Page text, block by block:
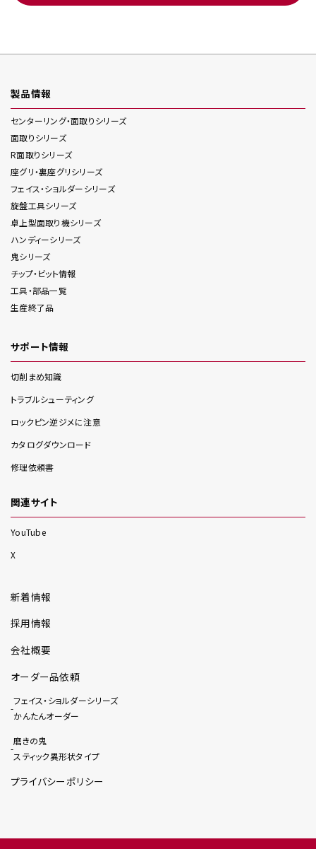
製品情報
センターリング・面取りシリーズ
面取りシリーズ
R面取りシリーズ
座グリ・裏座グリシリーズ
フェイス・ショルダーシリーズ
旋盤工具シリーズ
卓上型面取り機シリーズ
ハンディーシリーズ
鬼シリーズ
チップ・ビット情報
工具・部品一覧
生産終了品
サポート情報
切削まめ知識
トラブルシューティング
ロックピン逆ジメに注意
カタログダウンロード
修理依頼書
関連サイト
YouTube
X
新着情報
採用情報
会社概要
オーダー品依頼
フェイス・ショルダーシリーズ
かんたんオーダー
磨きの鬼
スティック異形状タイプ
プライバシーポリシー